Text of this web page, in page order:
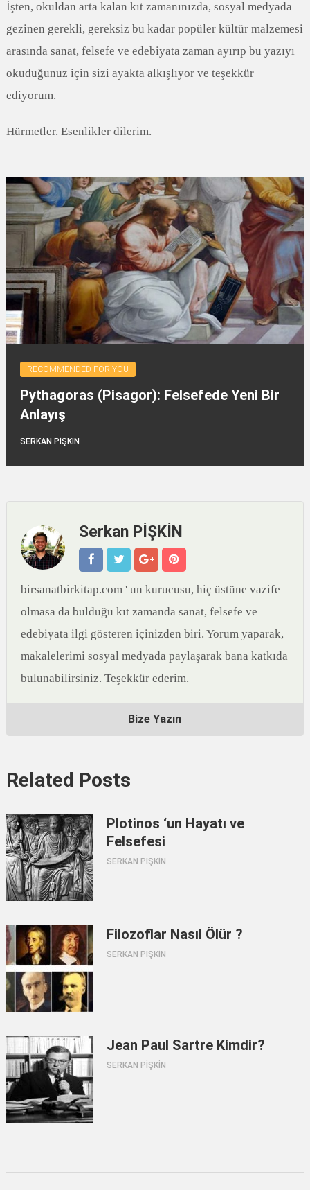
İşten, okuldan arta kalan kıt zamanınızda, sosyal medyada
gezinen gerekli, gereksiz bu kadar popüler kültür malzemesi
arasında sanat, felsefe ve edebiyata zaman ayırıp bu yazıyı
okuduğunuz için sizi ayakta alkışlıyor ve teşekkür
ediyorum.
Hürmetler. Esenlikler dilerim.
RECOMMENDED FOR YOU
Pythagoras (Pisagor): Felsefede Yeni Bir
Anlayış
SERKAN PİŞKİN
Serkan PİŞKİN
birsanatbirkitap.com ' un kurucusu, hiç üstüne vazife
olmasa da bulduğu kıt zamanda sanat, felsefe ve
edebiyata ilgi gösteren içinizden biri. Yorum yaparak,
makalelerimi sosyal medyada paylaşarak bana katkıda
bulunabilirsiniz. Teşekkür ederim.
Bize Yazın
Related Posts
Plotinos ‘un Hayatı ve
Felsefesi
SERKAN PİŞKİN
Filozoflar Nasıl Ölür ?
SERKAN PİŞKİN
Jean Paul Sartre Kimdir?
SERKAN PİŞKİN